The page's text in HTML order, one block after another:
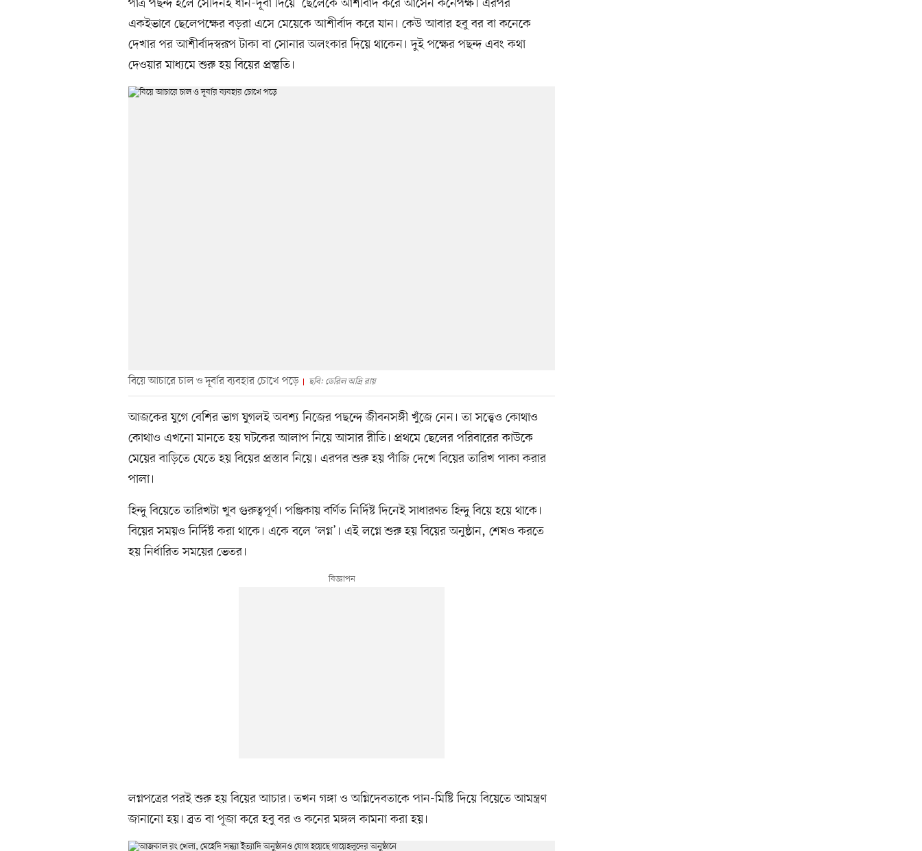
একইভাবে ছেলেপক্ষের বড়রা এসে মেয়েকে আশীর্বাদ করে যান। কেউ আবার হবু বর বা কনেকে
দেখার পর আশীর্বাদস্বরূপ টাকা বা সোনার অলংকার দিয়ে থাকেন। দুই পক্ষের পছন্দ এবং কথা
দেওয়ার মাধ্যমে শুরু হয় বিয়ের প্রস্তুতি।
বিয়ে আচারে চাল ও দূবা৴র ব্যবহার চোখে পড়ে ছবি: ডেরিল অদ্রি রায়
আজকের যুগে বেশির ভাগ যুগলই অবশ্য নিজের পছন্দে জীবনসঙ্গী খুঁজে নেন। তা সত্ত্বেও কোথাও
কোথাও এখনো মানতে হয় ঘটকের আলাপ নিয়ে আসার রীতি। প্রথমে ছেলের পরিবারের কাউকে
মেয়ের বাড়িতে যেতে হয় বিয়ের প্রস্তাব নিয়ে। এরপর শুরু হয় পাঁজি দেখে বিয়ের তারিখ পাকা করার
পালা।
হিন্দু বিয়েতে তারিখটা খুব গুরুত্বপূর্ণ। পঞ্জিকায় বর্ণিত নির্দিষ্ট দিনেই সাধারণত হিন্দু বিয়ে হয়ে থাকে।
বিয়ের সময়ও নির্দিষ্ট করা থাকে। একে বলে ‘লগ্ন’। এই লগ্নে শুরু হয় বিয়ের অনুষ্ঠান, শেষও করতে
হয় নির্ধারিত সময়ের ভেতর।
লগ্নপত্রের পরই শুরু হয় বিয়ের আচার। তখন গঙ্গা ও অগ্নিদেবতাকে পান-মিষ্টি দিয়ে বিয়েতে আমন্ত্রণ
জানানো হয়। ব্রত বা পূজা করে হবু বর ও কনের মঙ্গল কামনা করা হয়।